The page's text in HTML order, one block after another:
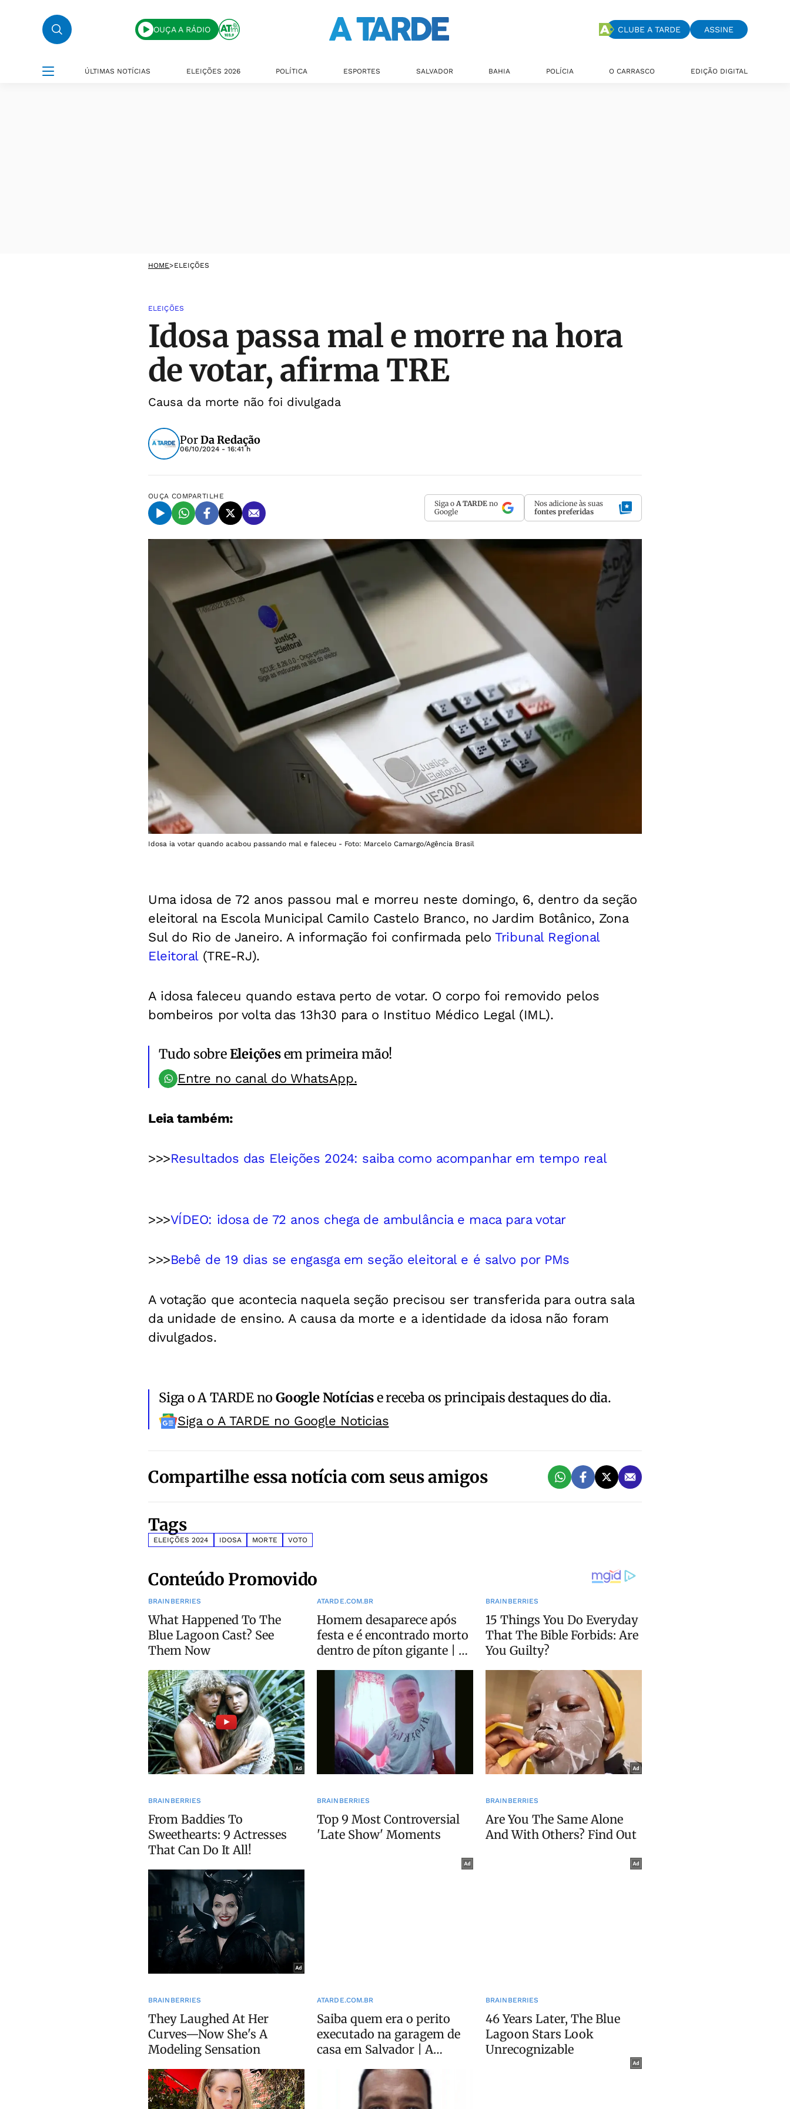
OUÇA A RÁDIO CLUBE A TARDE ASSINE
ÚLTIMAS NOTÍCIAS ELEIÇÕES 2026 POLÍTICA ESPORTES SALVADOR BAHIA POLÍCIA O CARRASCO EDIÇÃO DIGITAL
HOME>ELEIÇÕES
ELEIÇÕES
Idosa passa mal e morre na hora
de votar, afirma TRE
Causa da morte não foi divulgada
PorDa Redação
06/10/2024 - 16:41 h
OUÇA COMPARTILHE
Siga o A TARDE no
Google
Nos adicione às suas
fontes preferidas
Idosa ia votar quando acabou passando mal e faleceu - Foto: Marcelo Camargo/Agência Brasil
Uma idosa de 72 anos passou mal e morreu neste domingo, 6, dentro da seção
eleitoral na Escola Municipal Camilo Castelo Branco, no Jardim Botânico, Zona
Sul do Rio de Janeiro. A informação foi confirmada peloTribunal Regional
Eleitoral(TRE-RJ).
A idosa faleceu quando estava perto de votar. O corpo foi removido pelos
bombeiros por volta das 13h30 para o Instituo Médico Legal (IML).
Tudo sobreEleiçõesem primeira mão!
Entre no canal do WhatsApp.
Leia também:
>>>Resultados das Eleições 2024: saiba como acompanhar em tempo real
>>>VÍDEO: idosa de 72 anos chega de ambulância e maca para votar
>>>Bebê de 19 dias se engasga em seção eleitoral e é salvo por PMs
A votação que acontecia naquela seção precisou ser transferida para outra sala
da unidade de ensino. A causa da morte e a identidade da idosa não foram
divulgados.
Siga o A TARDE noGoogle Notíciase receba os principais destaques do dia.
Siga o A TARDE no Google Noticias
Compartilhe essa notícia com seus amigos
Tags
ELEIÇÕES 2024 IDOSA MORTE VOTO